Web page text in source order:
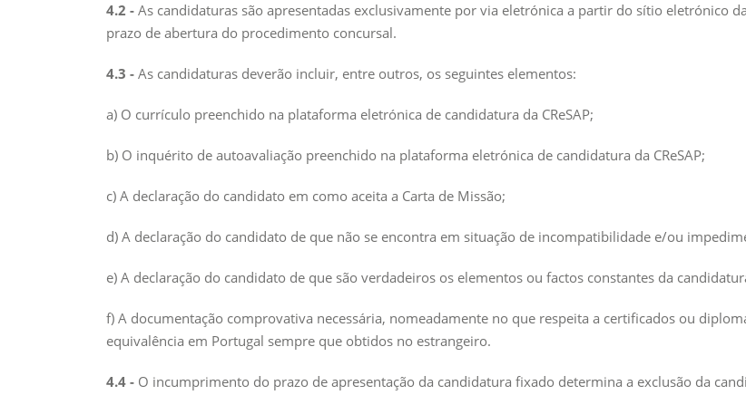
4.2 - As candidaturas são apresentadas exclusivamente por via eletrónica a partir do sítio eletrónico
prazo de abertura do procedimento concursal.
4.3 - As candidaturas deverão incluir, entre outros, os seguintes elementos:
a) O currículo preenchido na plataforma eletrónica de candidatura da CReSAP;
b) O inquérito de autoavaliação preenchido na plataforma eletrónica de candidatura da CReSAP;
c) A declaração do candidato em como aceita a Carta de Missão;
d) A declaração do candidato de que não se encontra em situação de incompatibilidade e/ou
e) A declaração do candidato de que são verdadeiros os elementos ou factos constantes da
f) A documentação comprovativa necessária, nomeadamente no que respeita a certificados ou
equivalência em Portugal sempre que obtidos no estrangeiro.
4.4 - O incumprimento do prazo de apresentação da candidatura fixado determina a exclusão da